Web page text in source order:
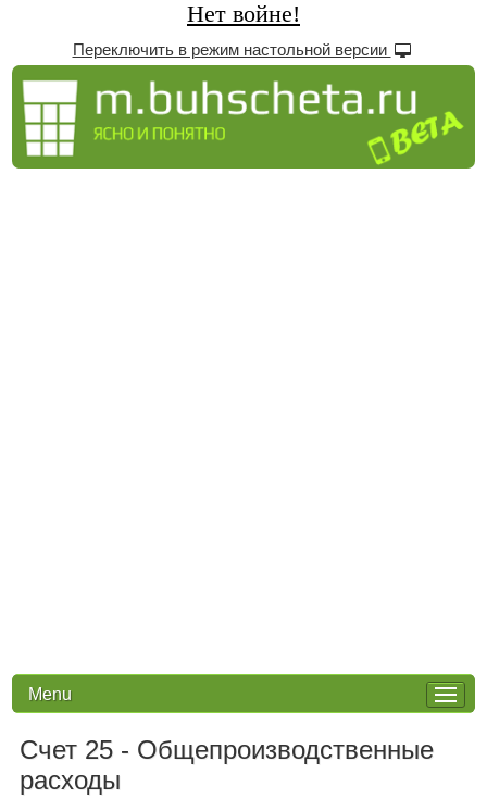
Нет войне!
Переключить в режим настольной версии
Menu
Счет 25 - Общепроизводственные
расходы